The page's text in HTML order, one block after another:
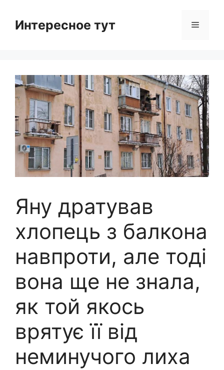
contentИнтересное тут Menu
Яну дратував
хлопець з балкона
навпроти, але тоді
вона ще не знала,
як той якось
врятує її від
неминучого лиха